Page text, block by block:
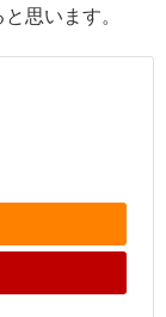
思います。